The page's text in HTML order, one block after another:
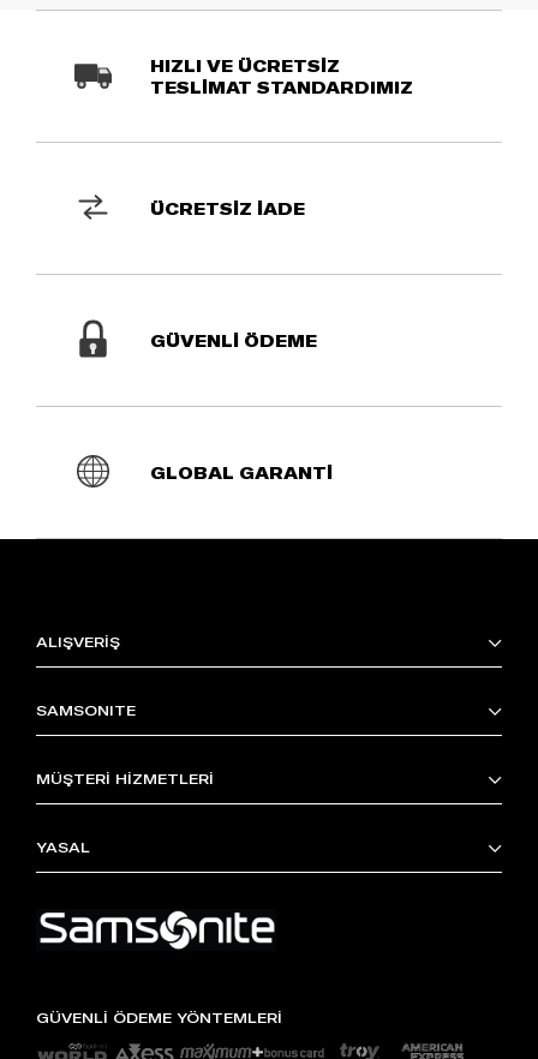
HIZLI VE ÜCRETSİZ
TESLİMAT STANDARDIMIZ
ÜCRETSİZ İADE
GÜVENLİ ÖDEME
GLOBAL GARANTİ
ALIŞVERİŞ
SAMSONITE
MÜŞTERİ HİZMETLERİ
YASAL
GÜVENLİ ÖDEME YÖNTEMLERİ